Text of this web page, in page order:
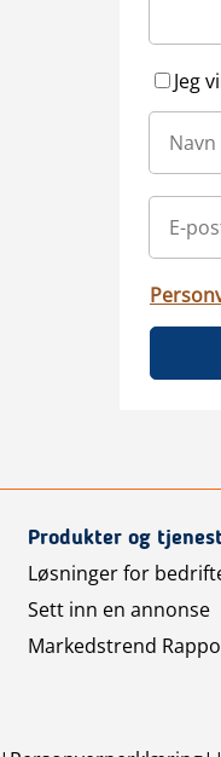
Jeg
Produkter og
Løsninger for
Sett inn en annonse
Markedstrend